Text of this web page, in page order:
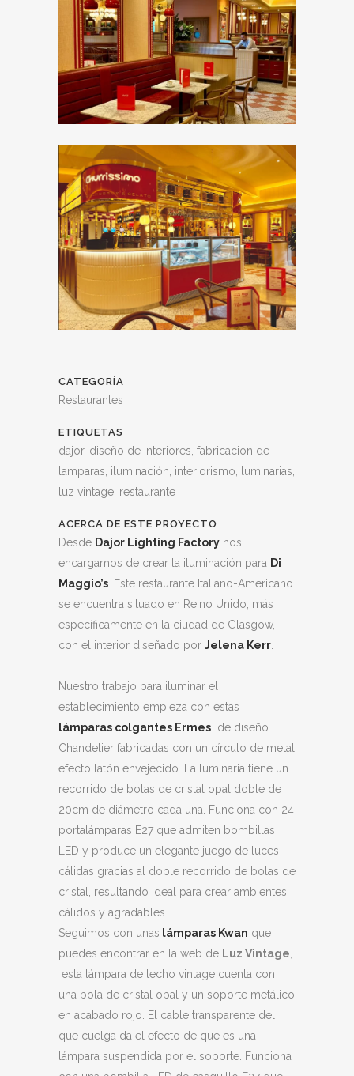
CATEGORÍA
Restaurantes
ETIQUETAS
dajor, diseño de interiores, fabricacion de
lamparas, iluminación, interiorismo, luminarias,
luz vintage, restaurante
ACERCA DE ESTE PROYECTO
Desde Dajor Lighting Factory nos
encargamos de crear la iluminación para Di
Maggio’s . Este restaurante Italiano-Americano
se encuentra situado en Reino Unido, más
específicamente en la ciudad de Glasgow,
con el interior diseñado por Jelena Kerr
Nuestro trabajo para iluminar el
establecimiento empieza con estas
lámparas colgantes Ermes de diseño
Chandelier fabricadas con un círculo de metal
efecto latón envejecido. La luminaria tiene un
recorrido de bolas de cristal opal doble de
20cm de diámetro cada una. Funciona con 24
portalámparas E27 que admiten bombillas
LED y produce un elegante juego de luces
cálidas gracias al doble recorrido de bolas de
cristal, resultando ideal para crear ambientes
cálidos y agradables.
Seguimos con unas lámparas Kwan que
puedes encontrar en la web de Luz Vintage
esta lámpara de techo vintage cuenta con
una bola de cristal opal y un soporte metálico
en acabado rojo. El cable transparente del
que cuelga da el efecto de que es una
lámpara suspendida por el soporte. Funciona